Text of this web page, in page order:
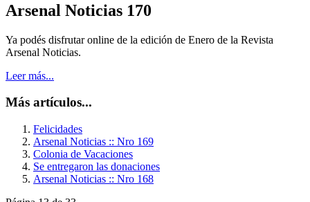
Arsenal Noticias 170
Ya podés disfrutar online de la edición de Enero de la Revista
Arsenal Noticias.
Leer más...
Más artículos...
Felicidades
Arsenal Noticias :: Nro 169
Colonia de Vacaciones
Se entregaron las donaciones
Arsenal Noticias :: Nro 168